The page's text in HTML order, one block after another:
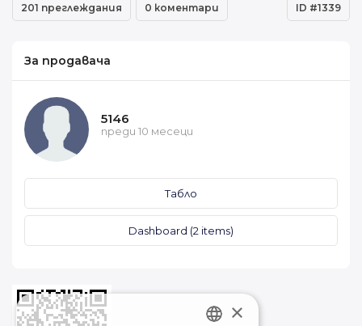
201 преглеждания 0 коментари ID #1339
За продавача
5146
преди 10 месеци
Табло
Dashboard (2 items)
×